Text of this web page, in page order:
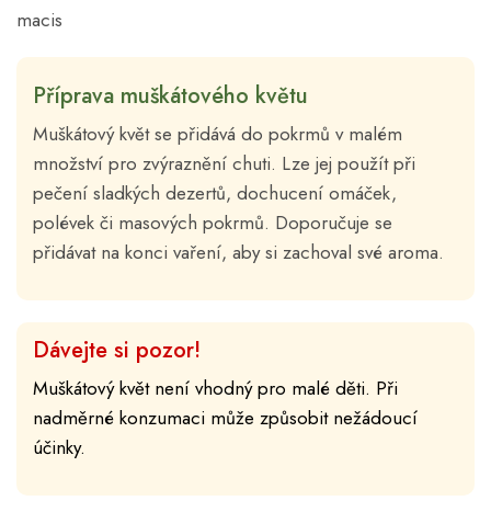
macis
Příprava muškátového květu
Muškátový květ se přidává do pokrmů v malém
množství pro zvýraznění chuti. Lze jej použít při
pečení sladkých dezertů, dochucení omáček,
polévek či masových pokrmů. Doporučuje se
přidávat na konci vaření, aby si zachoval své aroma.
Dávejte si pozor!
Muškátový květ není vhodný pro malé děti. Při
nadměrné konzumaci může způsobit nežádoucí
účinky.